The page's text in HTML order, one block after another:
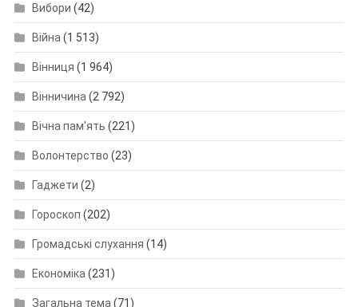
Вибори (42)
Війна (1 513)
Вінниця (1 964)
Вінничина (2 792)
Вічна пам'ять (221)
Волонтерство (23)
Гаджети (2)
Гороскоп (202)
Громадські слухання (14)
Економіка (231)
Загальна тема (71)